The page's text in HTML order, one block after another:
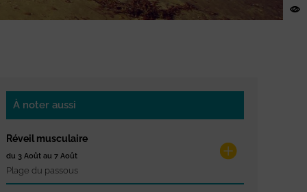
À noter aussi
Réveil musculaire
du 3 Août au 7 Août
Plage du passous